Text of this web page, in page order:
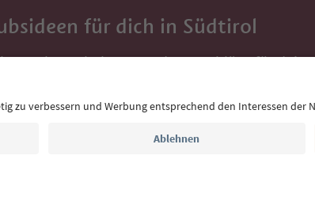
für dich in Südtirol
Newsletter bekommst du Vorschläge für deine
Postfach.